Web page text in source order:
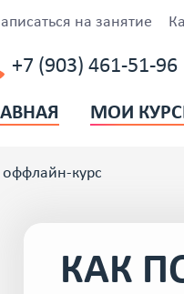
на занятие
+7 (903) 461-51-96
МОИ
оффлайн-курс
КАК